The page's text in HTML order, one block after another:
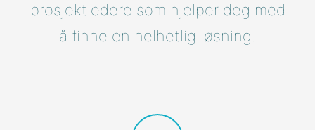
prosjektledere som hjelper deg med
å finne en helhetlig løsning.